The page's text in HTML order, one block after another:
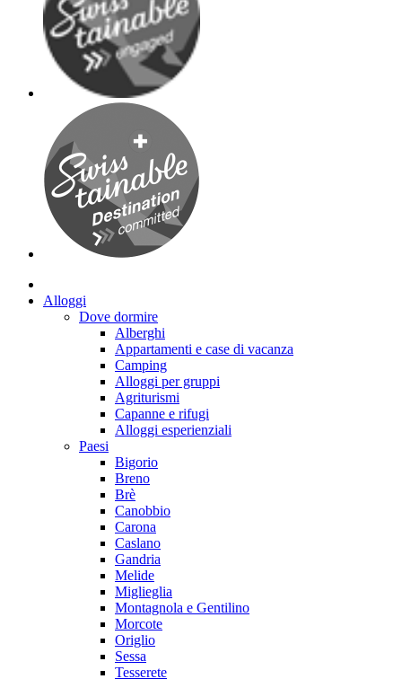
Alloggi
Dove dormire
Alberghi
Appartamenti e case di vacanza
Camping
Alloggi per gruppi
Agriturismi
Capanne e rifugi
Alloggi esperienziali
Paesi
Bigorio
Breno
Brè
Canobbio
Carona
Caslano
Gandria
Melide
Miglieglia
Montagnola e Gentilino
Morcote
Origlio
Sessa
Tesserete